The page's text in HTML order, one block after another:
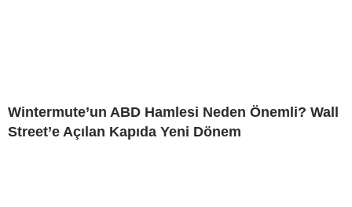
Wintermute’un ABD Hamlesi Neden Önemli? Wall
Street’e Açılan Kapıda Yeni Dönem